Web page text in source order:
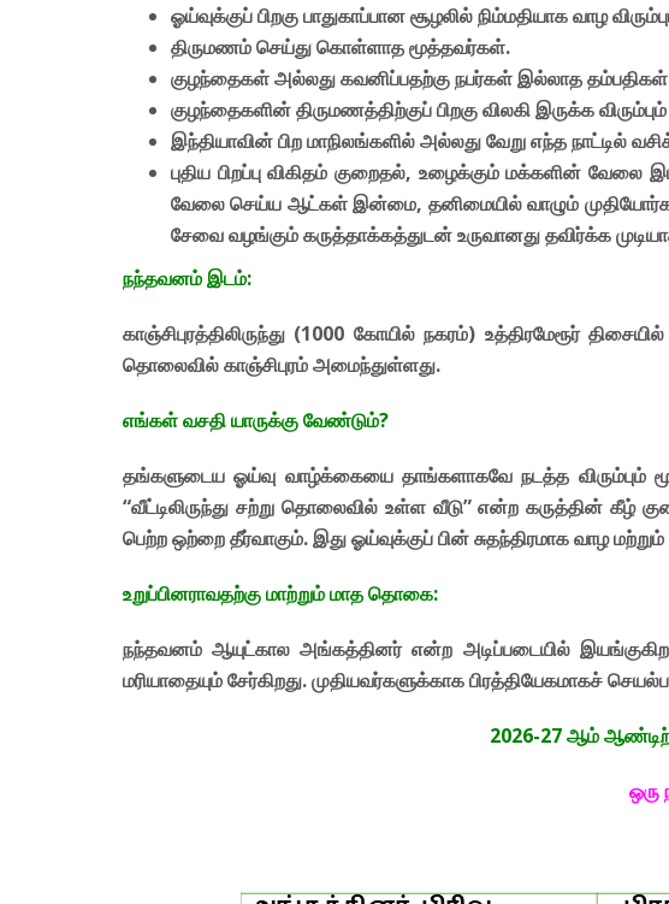
ஓய்வுக்குப் பிறகு பாதுகாப்பான சூழலில் நிம்மதியாக வாழ
திருமணம் செய்து கொள்ளாத மூத்தவர்கள்.
குழந்தைகள் அல்லது கவனிப்பதற்கு நபர்கள் இல்லாத
குழந்தைகளின் திருமணத்திற்குப் பிறகு விலகி இருக்க
இந்தியாவின் பிற மாநிலங்களில் அல்லது வேறு எந்த நாட்டில்
புதிய பிறப்பு விகிதம் குறைதல், உழைக்கும் மக்களின் வேலை
வேலை செய்ய ஆட்கள் இன்மை, தனிமையில் வாழும்
சேவை வழங்கும் கருத்தாக்கத்துடன் உருவானது தவிர்க்க
நந்தவனம் இடம்:
காஞ்சிபுரத்திலிருந்து (1000 கோயில் நகரம்) உத்திரமேரூர்
தொலைவில் காஞ்சிபுரம் அமைந்துள்ளது.
எங்கள் வசதி யாருக்கு வேண்டும்?
தங்களுடைய ஓய்வு வாழ்க்கையை தாங்களாகவே நடத்த விரும்பும்
“வீட்டிலிருந்து சற்று தொலைவில் உள்ள வீடு” என்ற கருத்தின் கீழ்
பெற்ற ஒற்றை தீர்வாகும். இது ஓய்வுக்குப் பின் சுதந்திரமாக வாழ
உறுப்பினராவதற்கு மாற்றும் மாத தொகை:
நந்தவனம் ஆயுட்கால அங்கத்தினர் என்ற அடிப்படையில்
மரியாதையும் சேர்கிறது. முதியவர்களுக்காக பிரத்தியேகமாகச்
2026-27 ஆம்